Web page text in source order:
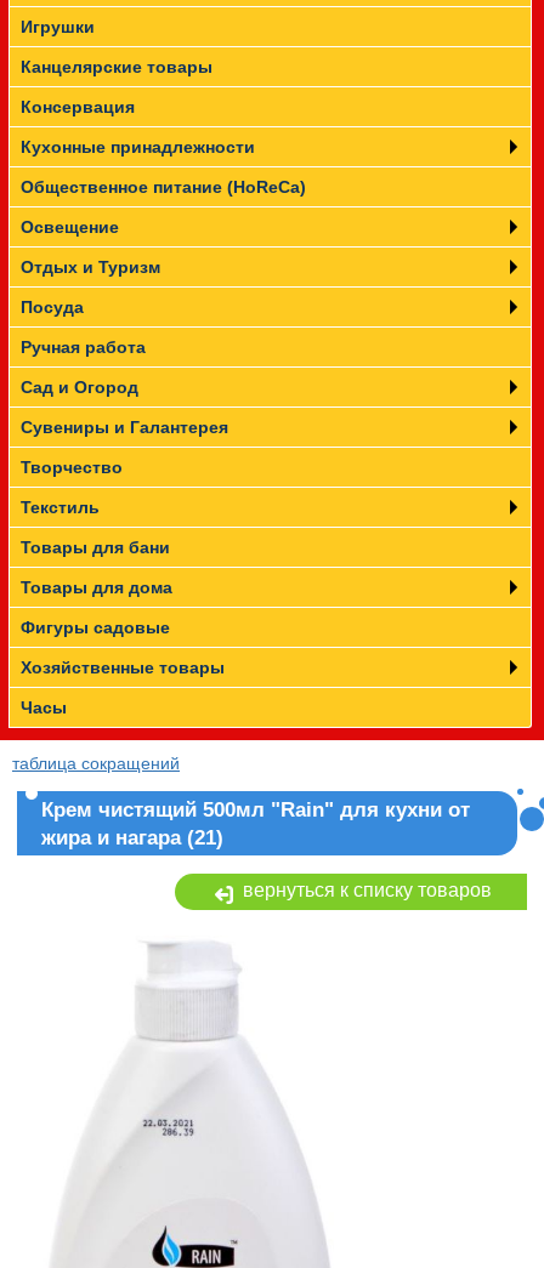
Игрушки
Канцелярские товары
Консервация
Кухонные принадлежности
Общественное питание (HoReCa)
Освещение
Отдых и Туризм
Посуда
Ручная работа
Сад и Огород
Сувениры и Галантерея
Творчество
Текстиль
Товары для бани
Товары для дома
Фигуры садовые
Хозяйственные товары
Часы
таблица сокращений
Крем чистящий 500мл "Rain" для кухни от
жира и нагара (21)
вернуться к списку товаров